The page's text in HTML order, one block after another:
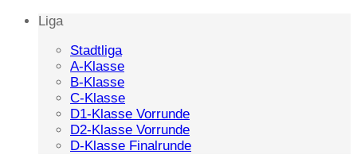
Liga
Stadtliga
A-Klasse
B-Klasse
C-Klasse
D1-Klasse Vorrunde
D2-Klasse Vorrunde
D-Klasse Finalrunde